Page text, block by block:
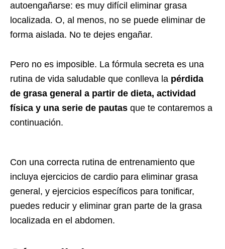
autoengañarse: es muy difícil eliminar grasa
localizada. O, al menos, no se puede eliminar de
forma aislada. No te dejes engañar.
Pero no es imposible. La fórmula secreta es una
rutina de vida saludable que conlleva la pérdida
de grasa general a partir de dieta, actividad
física y una serie de pautas que te contaremos a
continuación.
Con una correcta rutina de entrenamiento que
incluya ejercicios de cardio para eliminar grasa
general, y ejercicios específicos para tonificar,
puedes reducir y eliminar gran parte de la grasa
localizada en el abdomen.